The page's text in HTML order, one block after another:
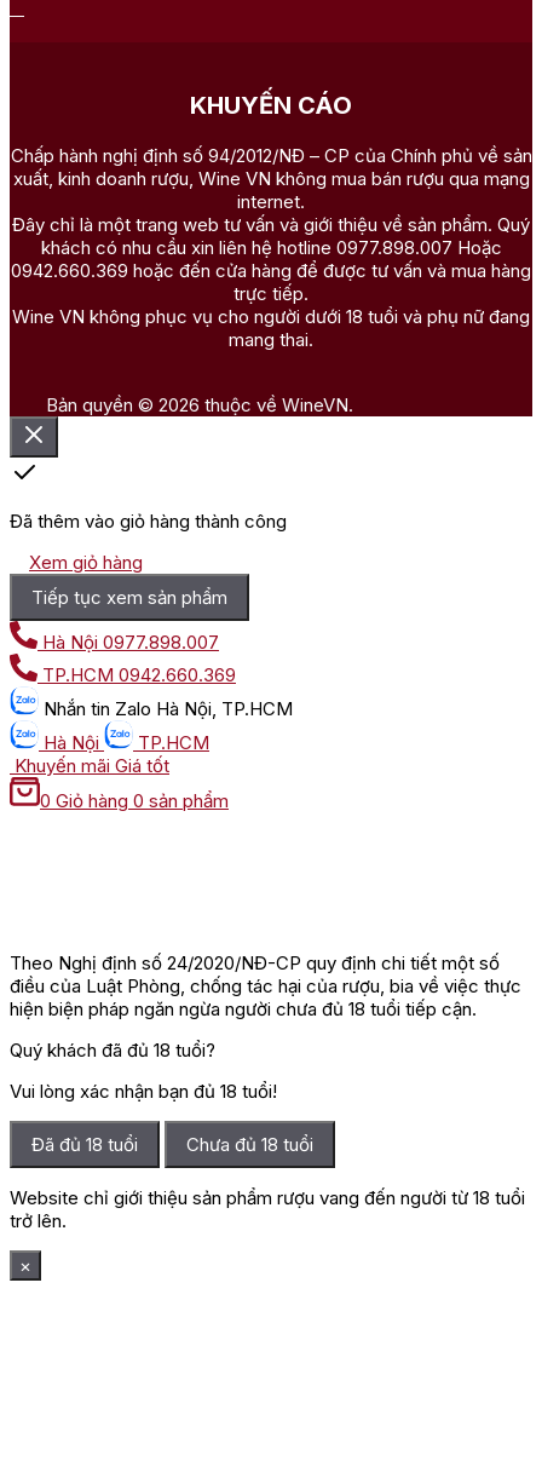
KHUYẾN CÁO
Chấp hành nghị định số 94/2012/NĐ – CP của Chính phủ về sản
xuất, kinh doanh rượu, Wine VN không mua bán rượu qua mạng
internet.
Đây chỉ là một trang web tư vấn và giới thiệu về sản phẩm. Quý
khách có nhu cầu xin liên hệ hotline 0977.898.007 Hoặc
0942.660.369 hoặc đến cửa hàng để được tư vấn và mua hàng
trực tiếp.
Wine VN không phục vụ cho người dưới 18 tuổi và phụ nữ đang
mang thai.
Bản quyền © 2026 thuộc về WineVN.
Đã thêm vào giỏ hàng thành công
Xem giỏ hàng
Tiếp tục xem sản phẩm
Hà Nội 0977.898.007
TP.HCM 0942.660.369
Nhắn tin Zalo Hà Nội, TP.HCM
Hà Nội
TP.HCM
Khuyến mãi Giá tốt
0 Giỏ hàng 0 sản phẩm
Theo Nghị định số 24/2020/NĐ-CP quy định chi tiết một số
điều của Luật Phòng, chống tác hại của rượu, bia về việc thực
hiện biện pháp ngăn ngừa người chưa đủ 18 tuổi tiếp cận.
Quý khách đã đủ 18 tuổi?
Vui lòng xác nhận bạn đủ 18 tuổi!
Đã đủ 18 tuổi Chưa đủ 18 tuổi
Website chỉ giới thiệu sản phẩm rượu vang đến người từ 18 tuổi
trở lên.
×